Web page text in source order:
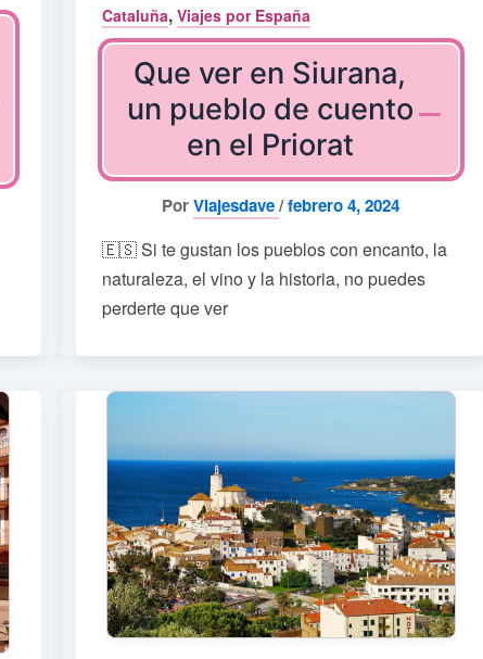
Cataluña, Viajes por España
Que ver en Siurana,
un pueblo de cuento
en el Priorat
PorViajesdave/febrero 4, 2024
🇪🇸 Si te gustan los pueblos con encanto, la
naturaleza, el vino y la historia, no puedes
perderte que ver